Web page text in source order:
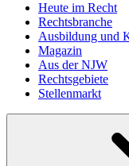
Heute im Recht
Rechtsbranche
Ausbildung und
Magazin
Aus der NJW
Rechtsgebiete
Stellenmarkt